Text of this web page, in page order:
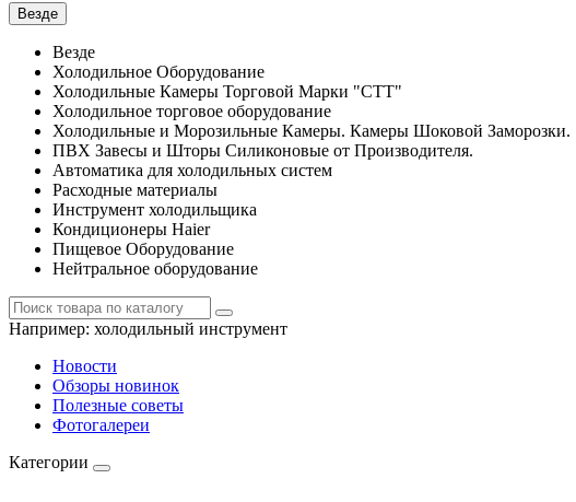
Везде
Везде
Холодильное Оборудование
Холодильные Камеры Торговой Марки "СТТ"
Холодильное торговое оборудование
Холодильные и Морозильные Камеры. Камеры Шоковой Заморозки.
ПВХ Завесы и Шторы Силиконовые от Производителя.
Автоматика для холодильных систем
Расходные материалы
Инструмент холодильщика
Кондиционеры Haier
Пищевое Оборудование
Нейтральное оборудование
Например: холодильный инструмент
Новости
Обзоры новинок
Полезные советы
Фотогалереи
Категории